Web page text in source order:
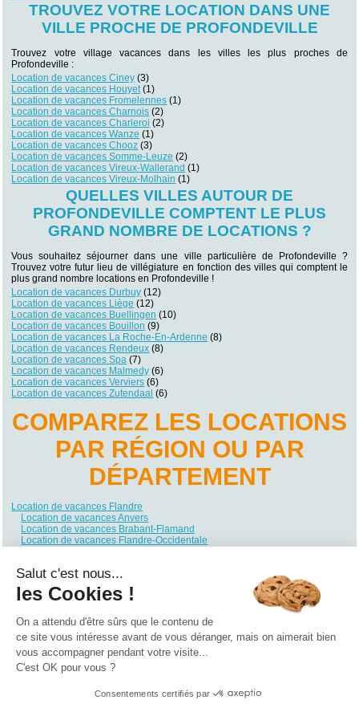
TROUVEZ VOTRE LOCATION DANS UNE
VILLE PROCHE DE PROFONDEVILLE
Trouvez votre village vacances dans les villes les plus proches de
Profondeville :
Location de vacances Ciney (3)
Location de vacances Houyet(1)
Location de vacances Fromelennes (1)
Location de vacances Charnois (2)
Location de vacances Charleroi (2)
Location de vacances Wanze (1)
Location de vacances Chooz (3)
Location de vacances Somme-Leuze (2)
Location de vacances Vireux-Wallerand (1)
Location de vacances Vireux-Molhain (1)
QUELLES VILLES AUTOUR DE
PROFONDEVILLE COMPTENT LE PLUS
GRAND NOMBRE DE LOCATIONS ?
Vous souhaitez séjourner dans une ville particulière de Profondeville ?
Trouvez votre futur lieu de villégiature en fonction des villes qui comptent le
plus grand nombre locations en Profondeville !
Location de vacances Durbuy (12)
Location de vacances Liège (12)
Location de vacances Buellingen (10)
Location de vacances Bouillon (9)
Location de vacances La Roche-En-Ardenne (8)
Location de vacances Rendeux (8)
Location de vacances Spa (7)
Location de vacances Malmedy (6)
Location de vacances Verviers (6)
Location de vacances Zutendaal (6)
COMPAREZ LES LOCATIONS
PAR RÉGION OU PAR
DÉPARTEMENT
Location de vacances Flandre
Location de vacances Anvers
Location de vacances Brabant-Flamand
Location de vacances Flandre-Occidentale
Location de vacances Wallonie
Location de vacances Brabant Wallon
Location de vacances Hainaut
Location de vacances Luxembourg
Location de vacances Namur
Qui sommes nous ? |Contactez-nous
Salut c'est nous...
les Cookies !
On a attendu d'être sûrs que le contenu de
ce site vous intéresse avant de vous déranger, mais on aimerait bien
vous accompagner pendant votre visite...
C'est OK pour vous ?
Consentements certifiés par